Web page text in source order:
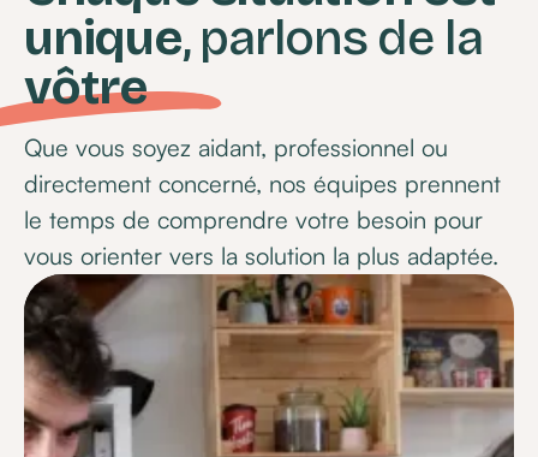
unique, parlons de la
vôtre
Que vous soyez aidant, professionnel ou
directement concerné, nos équipes prennent
le temps de comprendre votre besoin pour
vous orienter vers la solution la plus adaptée.